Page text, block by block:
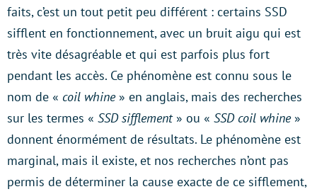
faits, c’est un tout petit peu différent : certains SSD
sifflent en fonctionnement, avec un bruit aigu qui est
très vite désagréable et qui est parfois plus fort
pendant les accès. Ce phénomène est connu sous le
nom de « coil whine» en anglais, mais des recherches
sur les termes « SSD sifflement» ou « SSD coil whine»
donnent énormément de résultats. Le phénomène est
marginal, mais il existe, et nos recherches n’ont pas
permis de déterminer la cause exacte de ce sifflement,